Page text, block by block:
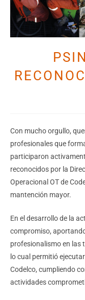
Con mucho orgullo,
profesionales que
participaron
reconocidos por la
Operacional OT de
mantención mayor.
En el desarrollo de la
compromiso,
profesionalismo en las
lo cual permitió
Codelco, cumpliendo
actividades